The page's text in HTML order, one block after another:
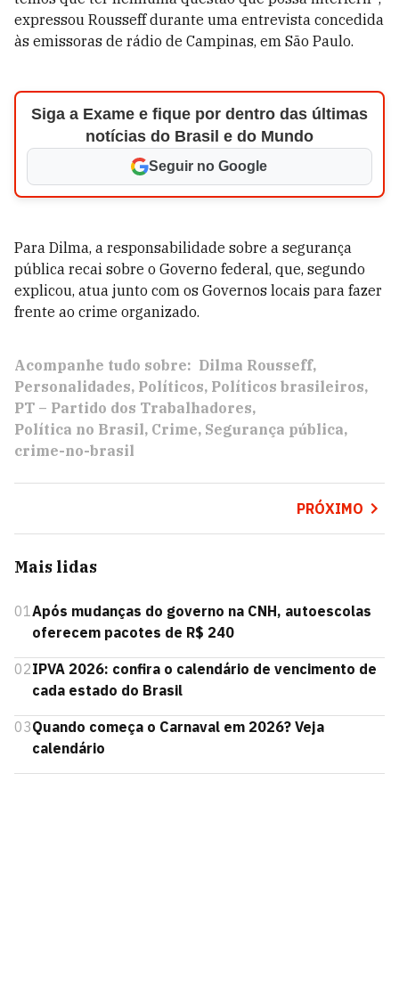
expressou Rousseff durante uma entrevista concedida
às emissoras de rádio de Campinas, em São Paulo.
Siga a Exame e fique por dentro das últimas
notícias do Brasil e do Mundo
Seguir no Google
Para Dilma, a responsabilidade sobre a segurança
pública recai sobre o Governo federal, que, segundo
explicou, atua junto com os Governos locais para fazer
frente ao crime organizado.
Acompanhe tudo sobre: Dilma Rousseff
Personalidades Políticos Políticos brasileiros
PT – Partido dos Trabalhadores
Política no Brasil Crime Segurança pública
crime-no-brasil
PRÓXIMO
Mais lidas
01Após mudanças do governo na CNH, autoescolas
oferecem pacotes de R$ 240
02IPVA 2026: confira o calendário de vencimento de
cada estado do Brasil
03Quando começa o Carnaval em 2026? Veja
calendário